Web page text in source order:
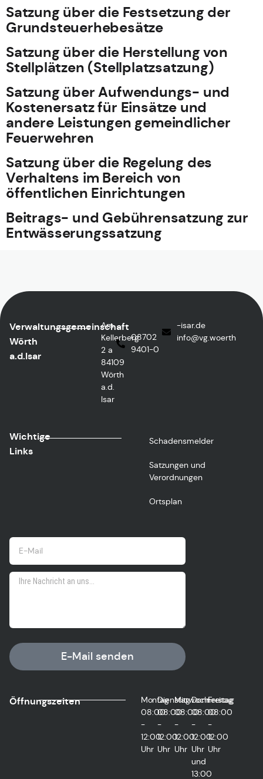
Satzung über die Festsetzung der
Grundsteuerhebesätze
Satzung über die Herstellung von
Stellplätzen (Stellplatzsatzung)
Satzung über Aufwendungs- und
Kostenersatz für Einsätze und
andere Leistungen gemeindlicher
Feuerwehren
Satzung über die Regelung des
Verhaltens im Bereich von
öffentlichen Einrichtungen
Beitrags- und Gebührensatzung zur
Entwässerungssatzung
Verwaltungsgemeinschaft
Wörth
a.d.Isar
Am
Kellerberg
2 a
84109
Wörth
a.d.
Isar
08702
9401-0
ed.rasi-
htreow.gv
@ofni
Wichtige
Links
Schadensmelder
Satzungen und
Verordnungen
Ortsplan
E-Mail senden
Öffnungszeiten
Montag
08:00
-
12:00
Uhr
Dienstag
08:00
-
12:00
Uhr
Mittwoch
08:00
-
12:00
Uhr
Donnerstag
08:00
-
12:00
Uhr
und
13:00
Freitag
08:00
-
12:00
Uhr